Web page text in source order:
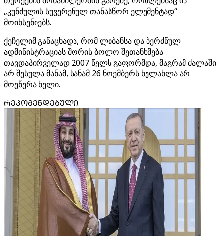
„კუნძულის სუვერენულ თანასწორ ელემენტად“
მოიხსენიებს.
ქეჩელიმ განაცხადა, რომ ლიბანსა და ბერძნულ
ადმინისტრაციას შორის ბოლო შეთანხმება
თავდაპირველად 2007 წელს გაფორმდა, მაგრამ ძალაში
არ შესულა მანამ, სანამ 26 ნოემბერს ხელახლა არ
მოეწერა ხელი.
ᲠᲔᲙᲝᲛᲔᲜᲓᲔᲑᲣᲚᲘ